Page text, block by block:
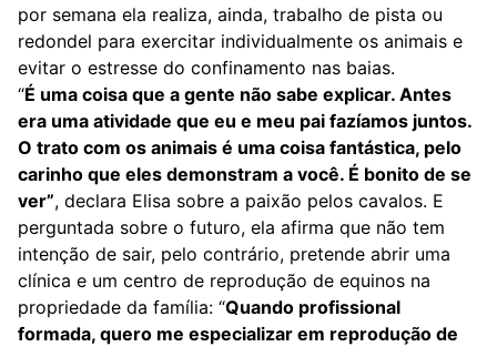
por semana ela realiza, ainda, trabalho de pista ou
redondel para exercitar individualmente os animais e
evitar o estresse do confinamento nas baias.
“É uma coisa que a gente não sabe explicar. Antes
era uma atividade que eu e meu pai fazíamos juntos.
O trato com os animais é uma coisa fantástica, pelo
carinho que eles demonstram a você. É bonito de se
ver”, declara Elisa sobre a paixão pelos cavalos. E
perguntada sobre o futuro, ela afirma que não tem
intenção de sair, pelo contrário, pretende abrir uma
clínica e um centro de reprodução de equinos na
propriedade da família: “Quando profissional
formada, quero me especializar em reprodução de